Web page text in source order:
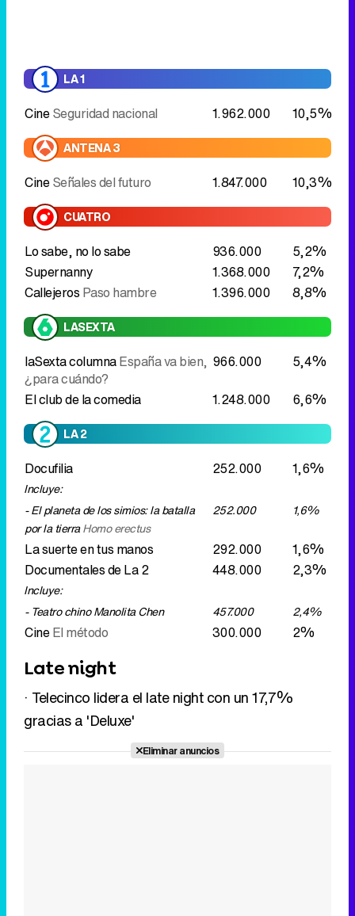
CineSeñales del futuro 1.847.000 10,3%
CUATRO
Lo sabe, no lo sabe 936.000
5,2%
Supernanny
1.368.000
7,2%
CallejerosPaso hambre 1.396.000 8,8%
LASEXTA
laSexta columnaEspaña va bien,
¿para cuándo?
966.000
5,4%
El club de la comedia
1.248.000 6,6%
LA 2
Docufilia 252.000 1,6%
Incluye:
- El planeta de los simios: la batalla
por la tierra
252.000 1,6%
La suerte en tus manos 292.000
1,6%
Documentales de La 2
448.000 2,3%
Incluye:
- Teatro chino Manolita Chen
457.000 2,4%
CineEl método
Late night
· Telecinco lidera el late night con un 17,7%
gracias a 'Deluxe'
Eliminar anuncios